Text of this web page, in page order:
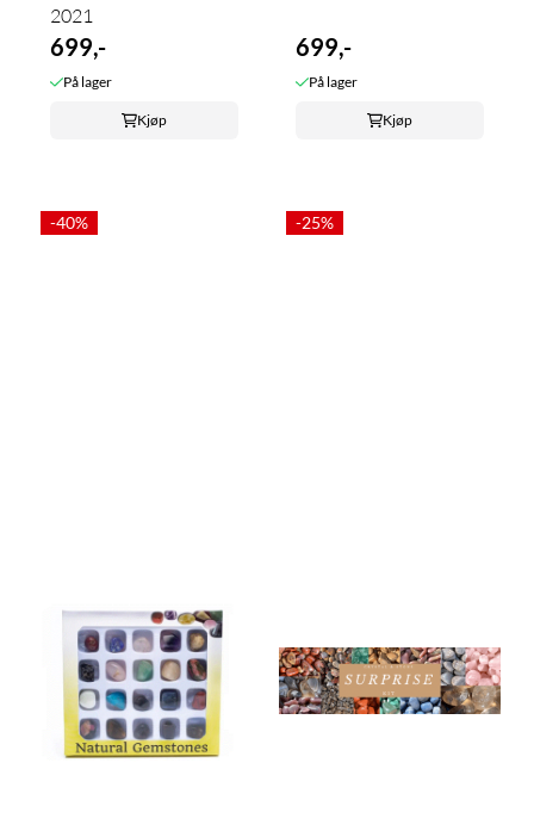
2021
699,-
På lager
Kjøp
699,-
På lager
Kjøp
-40% -25%